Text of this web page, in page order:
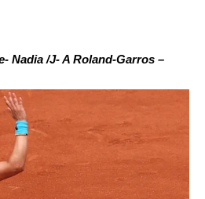
Nadia /J- A Roland-Garros –